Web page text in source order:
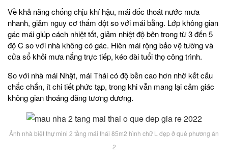
Về khả năng chống chịu khí hậu, mái dốc thoát nước mưa
nhanh, giảm nguy cơ thấm dột so với mái bằng. Lớp không gian
gác mái giúp cách nhiệt tốt, giảm nhiệt độ bên trong từ 3 đến 5
độ C so với nhà không có gác. Hiên mái rộng bảo vệ tường và
cửa sổ khỏi mưa nắng trực tiếp, kéo dài tuổi thọ công trình.
So với nhà mái Nhật, mái Thái có độ bền cao hơn nhờ kết cấu
chắc chắn, ít chi tiết phức tạp, trong khi vẫn mang lại cảm giác
không gian thoáng đãng tương đương.
Ảnh nhà biệt thự mini 2 tầng mái thái 85m2 hình chữ L đẹp ở quê phương án
2